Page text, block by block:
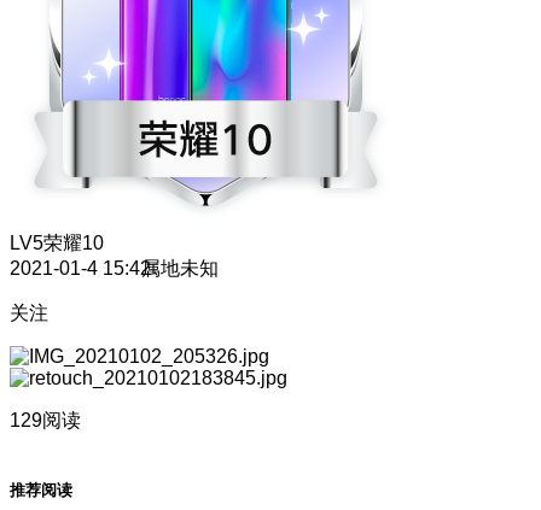
LV5荣耀10
2021-01-4 15:42属地未知
关注
129阅读
推荐阅读